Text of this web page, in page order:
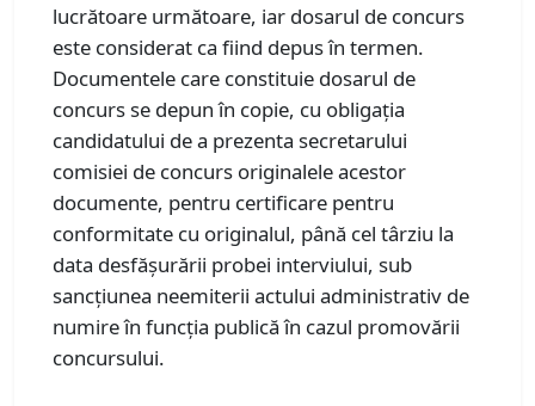
lucrătoare următoare, iar dosarul de concurs
este considerat ca fiind depus în termen.
Documentele care constituie dosarul de
concurs se depun în copie, cu obligația
candidatului de a prezenta secretarului
comisiei de concurs originalele acestor
documente, pentru certificare pentru
conformitate cu originalul, până cel târziu la
data desfășurării probei interviului, sub
sancțiunea neemiterii actului administrativ de
numire în funcția publică în cazul promovării
concursului.